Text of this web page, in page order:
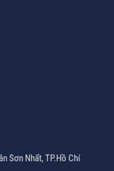
Sơn Nhất, TP.Hồ Chí